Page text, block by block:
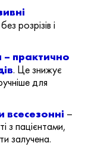
розрізів і
практично
. Це знижує
для
всесезонні –
з пацієнтами,
залучена.